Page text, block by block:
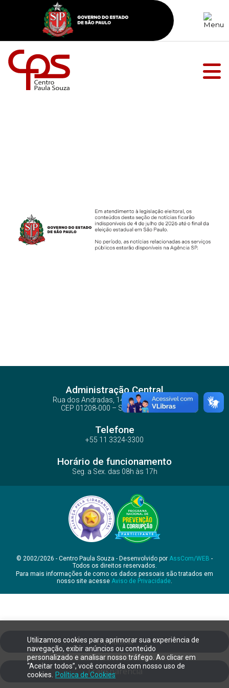
Utilizamos cookies para aprimorar sua experiência de
navegação, exibir anúncios ou conteúdo
personalizado e analisar nosso tráfego. Ao clicar em
“Aceitar todos”, você concorda com nosso uso de
cookies.
Política de Cookies
Administração Central
Rua dos Andradas, 140 - Santa Ifigênia
CEP 01208-000 – São Paulo – SP
Telefone
+55 11 3324-3300
Horário de funcionamento
Seg. a Sex. das 08h às 17h
© 2002/2026 - Centro Paula Souza - Desenvolvido por AssCom/WEB -
Todos os direitos reservados.
Para mais informações de como os dados pessoais são tratados em
nosso site acesse Aviso de Privacidade.
Ouvidoria
Transparência